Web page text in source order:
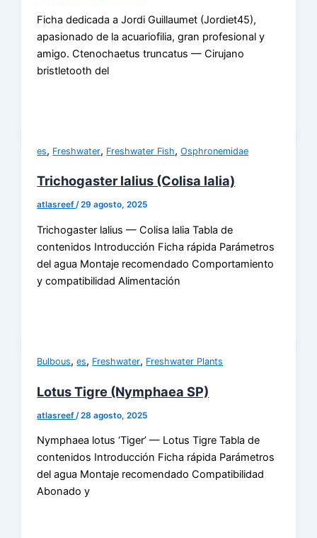
Ficha dedicada a Jordi Guillaumet (Jordiet45),
apasionado de la acuariofilia, gran profesional y
amigo. Ctenochaetus truncatus — Cirujano
bristletooth del
es, Freshwater, Freshwater Fish,Osphronemidae
Trichogaster lalius (Colisa lalia)
atlasreef/29 agosto, 2025
Trichogaster lalius — Colisa lalia Tabla de
contenidos Introducción Ficha rápida Parámetros
del agua Montaje recomendado Comportamiento
y compatibilidad Alimentación
Bulbous,es, Freshwater, Freshwater Plants
Lotus Tigre (Nymphaea SP)
atlasreef /28 agosto, 2025
Nymphaea lotus ‘Tiger’ — Lotus Tigre Tabla de
contenidos Introducción Ficha rápida Parámetros
del agua Montaje recomendado Compatibilidad
Abonado y